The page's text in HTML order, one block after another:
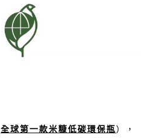
全球第一款米糠低碳環保瓶），